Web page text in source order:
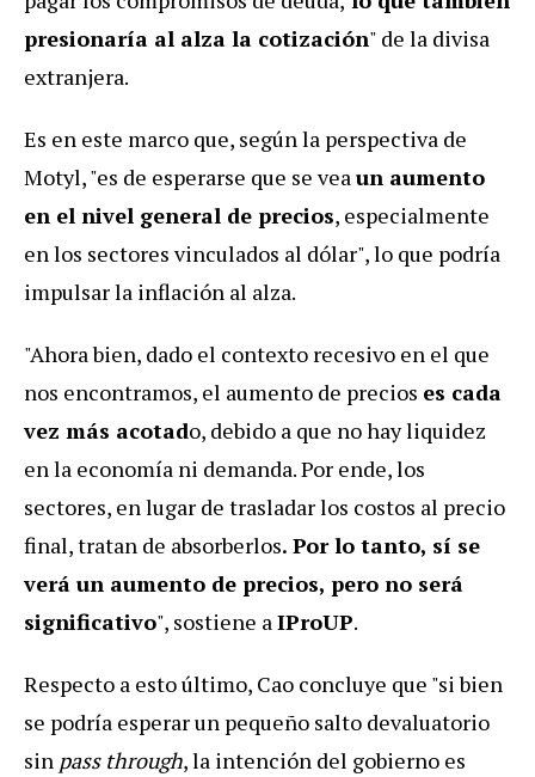
presionaría al alza la cotización" de la divisa
extranjera.
Es en este marco que, según la perspectiva de
Motyl, "es de esperarse que se veaun aumento
en el nivel general de precios, especialmente
en los sectores vinculados al dólar", lo que podría
impulsar la inflación al alza.
"Ahora bien, dado el contexto recesivo en el que
nos encontramos, el aumento de precios es cada
vez más acotado, debido a que no hay liquidez
en la economía ni demanda. Por ende, los
sectores, en lugar de trasladar los costos al precio
final, tratan de absorberlos. Por lo tanto, sí se
verá un aumento de precios, pero no será
significativo", sostiene aIProUP.
Respecto a esto último, Cao concluye que "si bien
se podría esperar un pequeño salto devaluatorio
sin pass through, la intención del gobierno es